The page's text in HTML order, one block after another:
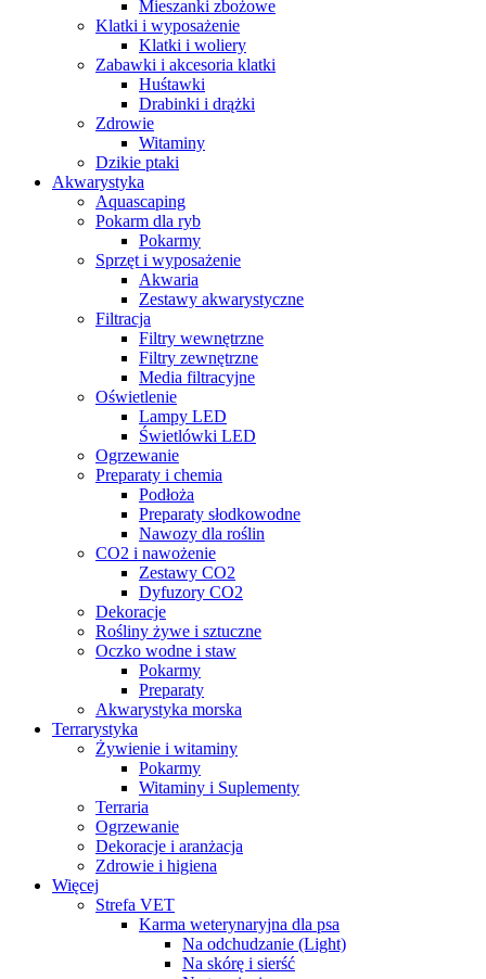
Mieszanki zbożowe
Klatki i wyposażenie
Klatki i woliery
Zabawki i akcesoria klatki
Huśtawki
Drabinki i drążki
Zdrowie
Witaminy
Dzikie ptaki
Akwarystyka
Aquascaping
Pokarm dla ryb
Pokarmy
Sprzęt i wyposażenie
Akwaria
Zestawy akwarystyczne
Filtracja
Filtry wewnętrzne
Filtry zewnętrzne
Media filtracyjne
Oświetlenie
Lampy LED
Świetlówki LED
Ogrzewanie
Preparaty i chemia
Podłoża
Preparaty słodkowodne
Nawozy dla roślin
CO2 i nawożenie
Zestawy CO2
Dyfuzory CO2
Dekoracje
Rośliny żywe i sztuczne
Oczko wodne i staw
Pokarmy
Preparaty
Akwarystyka morska
Terrarystyka
Żywienie i witaminy
Pokarmy
Witaminy i Suplementy
Terraria
Ogrzewanie
Dekoracje i aranżacja
Zdrowie i higiena
Więcej
Strefa VET
Karma weterynaryjna dla psa
Na odchudzanie (Light)
Na skórę i sierść